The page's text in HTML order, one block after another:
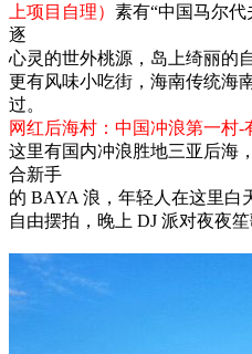
上项目自理） 素有“中国马尔
逐
心灵的世外桃源，岛上绮丽的
更有风味小吃街，海南传统海
过。
网红后海村：中国冲浪第一村
这里有国内冲浪胜地三亚后海
合新手
的 BAYA 浪，年轻人在这里白
自由摆拍，晚上 DJ 派对夜夜笙